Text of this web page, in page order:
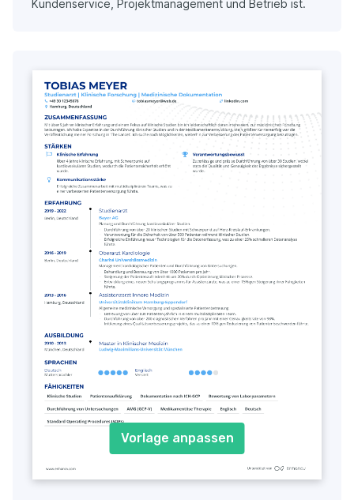
Kundenservice, Projektmanagement und Betrieb ist.
Vorlage anpassen